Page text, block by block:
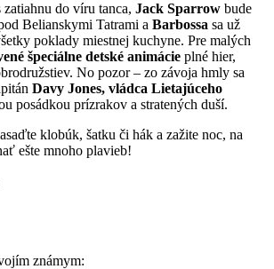
zatiahnu do víru tanca, Jack Sparrow bude
Belianskymi Tatrami a Barbossa sa už
poklady miestnej kuchyne. Pre malých
špeciálne detské animácie plné hier,
No pozor – zo závoja hmly sa
Davy Jones, vládca Lietajúceho
posádkou prízrakov a stratených duší.
klobúk, šatku či hák a zažite noc, na
ešte mnoho plavieb!
známym: